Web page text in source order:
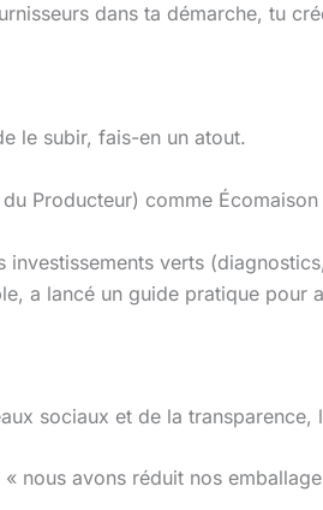
dans ta démarche, tu
le subir, fais-en un atout.
Producteur) comme
verts
a lancé un guide pratique pour
sociaux et de la
nous avons réduit nos